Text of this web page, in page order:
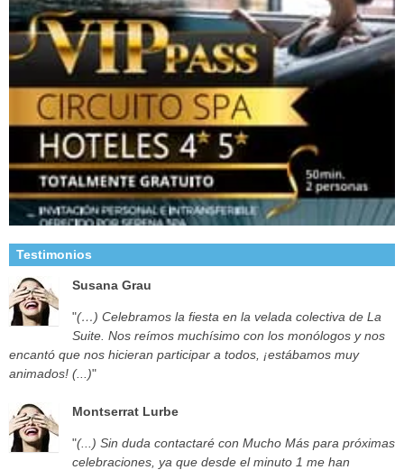
Testimonios
Susana Grau
"(…) Celebramos la fiesta en la velada colectiva de La
Suite. Nos reímos muchísimo con los monólogos y nos
encantó que nos hicieran participar a todos, ¡estábamos muy
animados! (...)"
Montserrat Lurbe
"(...) Sin duda contactaré con Mucho Más para próximas
celebraciones, ya que desde el minuto 1 me han